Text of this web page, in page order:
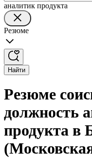
аналитик продукта
Резюме
Найти
Резюме
должность
продукта в